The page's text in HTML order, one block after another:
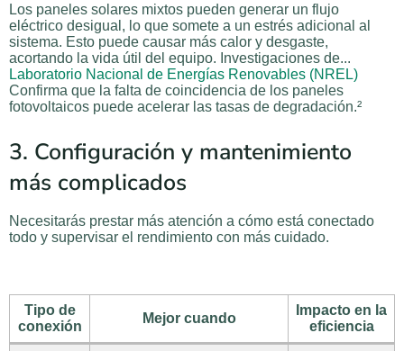
Los paneles solares mixtos pueden generar un flujo
eléctrico desigual, lo que somete a un estrés adicional al
sistema. Esto puede causar más calor y desgaste,
acortando la vida útil del equipo. Investigaciones de...
Laboratorio Nacional de Energías Renovables (NREL)
Confirma que la falta de coincidencia de los paneles
fotovoltaicos puede acelerar las tasas de degradación.²
3. Configuración y mantenimiento
más complicados
Necesitarás prestar más atención a cómo está conectado
todo y supervisar el rendimiento con más cuidado.
Tipo de
conexión
Mejor cuando
Impacto en la
eficiencia